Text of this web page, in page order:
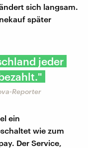
sich langsam.
später
jeder
Reporter
ein
wie zum
Der Service,